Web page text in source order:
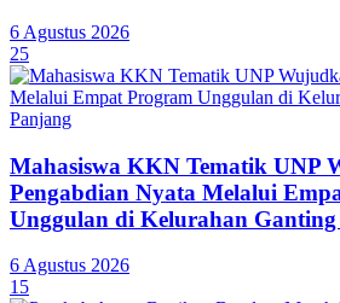
6 Agustus 2026
25
Mahasiswa KKN Tematik UNP
Pengabdian Nyata Melalui
Unggulan di Kelurahan
6 Agustus 2026
15